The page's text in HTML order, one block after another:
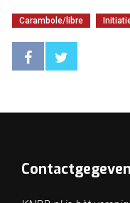
Carambole/libre